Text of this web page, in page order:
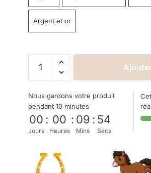
Argent et or
Nous gardons votre produit
pendant 10 minutes
00
Jours
: 00
Heures
: 09
Mins
: 53
Secs